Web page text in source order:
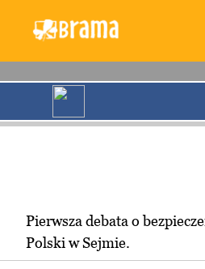
Pierwsza debata o
Polski w Sejmie.